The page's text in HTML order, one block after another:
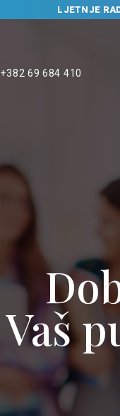
LJETNJE
+382 69 684 410
Vaš